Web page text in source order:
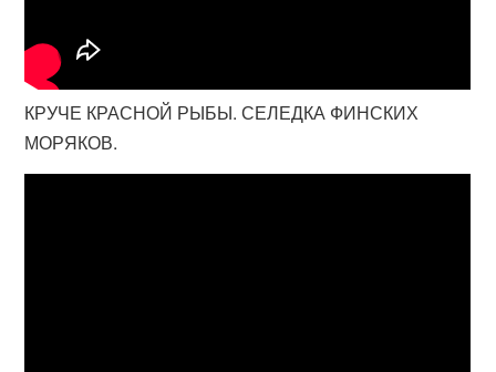
КРУЧЕ КРАСНОЙ РЫБЫ. СЕЛЕДКА ФИНСКИХ
МОРЯКОВ.